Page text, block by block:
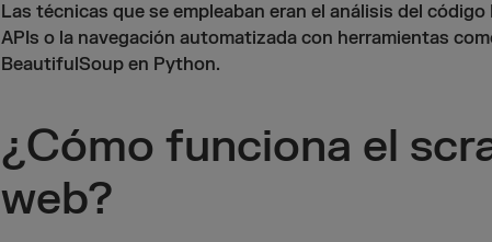
Las técnicas que se empleaban eran el análisis del código
APIs o la navegación automatizada con herramientas
BeautifulSoup en Python.
¿Cómo funciona el
web?